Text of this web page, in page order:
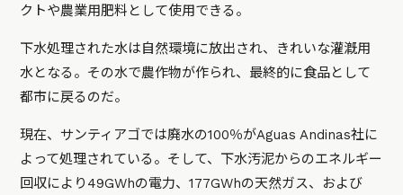
クトや農業用肥料として使用できる。
下水処理された水は自然環境に放出され、きれいな灌漑用
水となる。その水で農作物が作られ、最終的に食品として
都市に戻るのだ。
現在、サンティアゴでは廃水の100％がAguas Andinas社に
よって処理されている。そして、下水汚泥からのエネルギー
回収により49GWhの電力、177GWhの天然ガス、および